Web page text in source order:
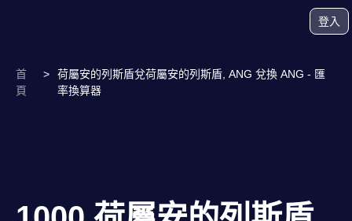
登入
首
頁
>
荷屬安的列斯盾兌荷屬安的列斯盾, ANG 兌換 ANG - 匯
率換算器